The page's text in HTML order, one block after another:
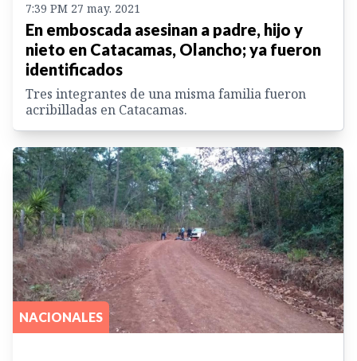
7:39 PM 27 may. 2021
En emboscada asesinan a padre, hijo y
nieto en Catacamas, Olancho; ya fueron
identificados
Tres integrantes de una misma familia fueron
acribilladas en Catacamas.
NACIONALES